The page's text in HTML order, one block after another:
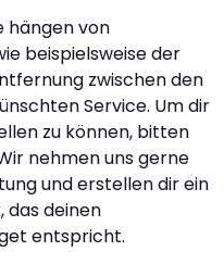
hängen von
beispielsweise der
zwischen den
Service. Um dir
zu können, bitten
nehmen uns gerne
und erstellen dir ein
das deinen
entspricht.